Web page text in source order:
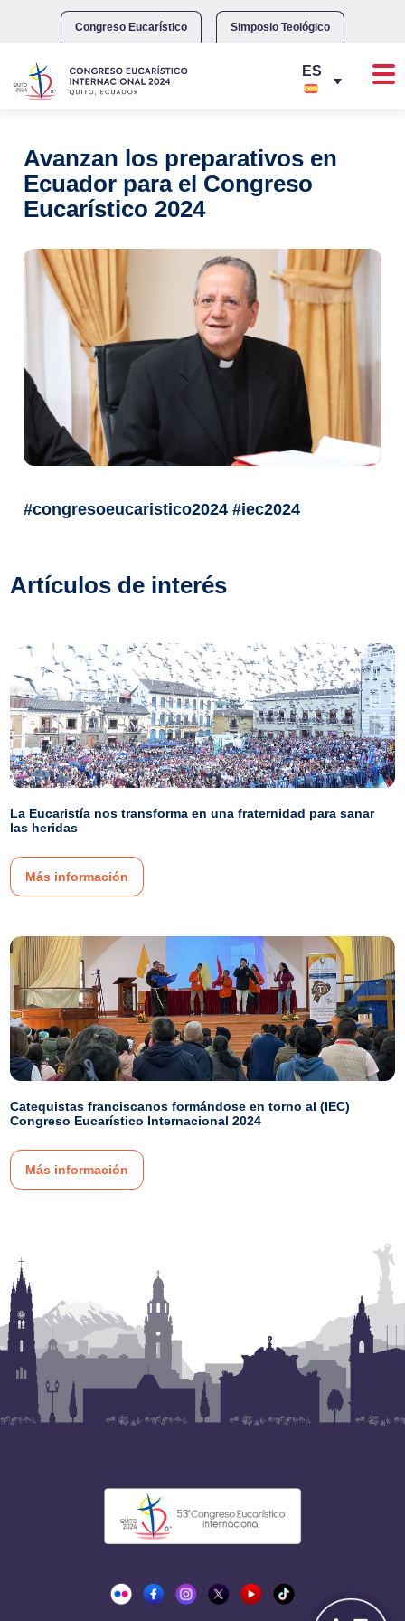
Congreso Eucarístico Simposio Teológico
Avanzan los preparativos en
Ecuador para el Congreso
Eucarístico 2024
#congresoeucaristico2024 #iec2024
Artículos de interés
La Eucaristía nos transforma en una fraternidad para sanar
las heridas
Más información
Catequistas franciscanos formándose en torno al (IEC)
Congreso Eucarístico Internacional 2024
Más información